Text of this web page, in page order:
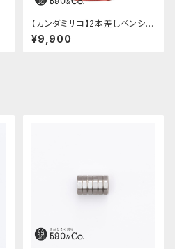
【カンダミサコ】2本差しペンシー
ス・ミネルバボックス (ローズア
ンティコ)
¥9,900